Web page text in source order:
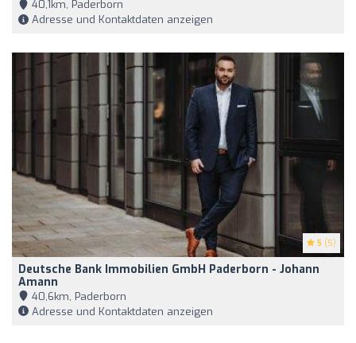
40,1km, Paderborn
Adresse und Kontaktdaten anzeigen
5 (5)
Deutsche Bank Immobilien GmbH Paderborn - Johann
Amann
40,6km, Paderborn
Adresse und Kontaktdaten anzeigen